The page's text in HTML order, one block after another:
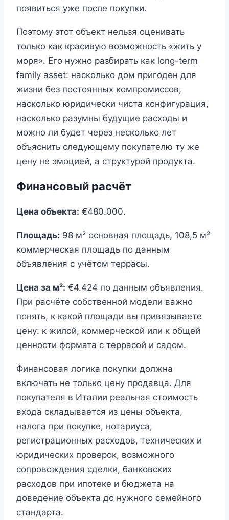
появиться уже после покупки.
Поэтому этот объект нельзя оценивать
только как красивую возможность «жить у
моря». Его нужно разбирать как long-term
family asset: насколько дом пригоден для
жизни без постоянных компромиссов,
насколько юридически чиста конфигурация,
насколько разумны будущие расходы и
можно ли будет через несколько лет
объяснить следующему покупателю ту же
цену не эмоцией, а структурой продукта.
Финансовый расчёт
Цена объекта: €480.000.
Площадь: 98 м² основная площадь, 108,5 м²
коммерческая площадь по данным
объявления с учётом террасы.
Цена за м²: €4.424 по данным объявления.
При расчёте собственной модели важно
понять, к какой площади вы привязываете
цену: к жилой, коммерческой или к общей
ценности формата с террасой и садом.
Финансовая логика покупки должна
включать не только цену продавца. Для
покупателя в Италии реальная стоимость
входа складывается из цены объекта,
налога при покупке, нотариуса,
регистрационных расходов, технических и
юридических проверок, возможного
сопровождения сделки, банковских
расходов при ипотеке и бюджета на
доведение объекта до нужного семейного
стандарта.